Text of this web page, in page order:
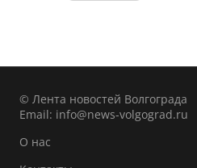
© Лента новостей Волгограда
Email: info@news-volgograd.ru
О нас